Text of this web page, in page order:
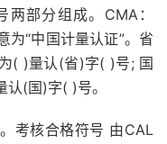
部分组成。CMA：
“中国计量认证”。省
( )量认(省)字( )号; 国
(国)字( )号。
考核合格符号 由CAL